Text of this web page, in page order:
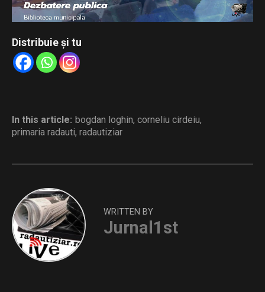
Distribuie și tu
In this article: bogdan loghin, corneliu cirdeiu,
primaria radauti, radautiziar
WRITTEN BY
Jurnal1st